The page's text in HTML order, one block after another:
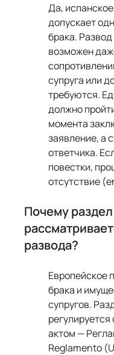
Да,
допускает
брака.
возможен
супруга или
требуются.
должно
момента
заявление, а
ответчика.
повестки,
отсутствие
Почему
развода?
Европейское
брака и
супругов.
актом —
Reglamento